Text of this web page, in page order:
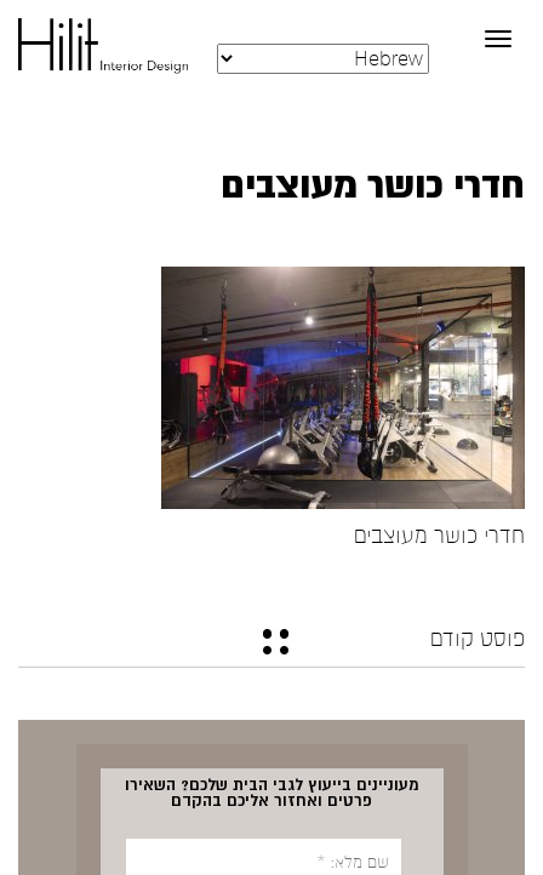
Toggle
navigation
חדרי כושר מעוצבים
חדרי כושר מעוצבים
פוסט קודם
מעוניינים בייעוץ לגבי הבית שלכם? השאירו
פרטים ואחזור אליכם בהקדם